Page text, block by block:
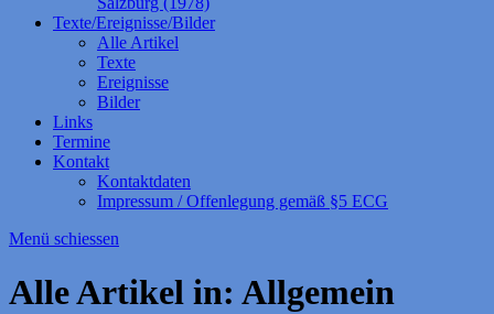
Texte/Ereignisse/Bilder
Alle Artikel
Texte
Ereignisse
Bilder
Links
Termine
Kontakt
Kontaktdaten
Impressum / Offenlegung gemäß §5 ECG
Menü schiessen
Alle Artikel in: Allgemein